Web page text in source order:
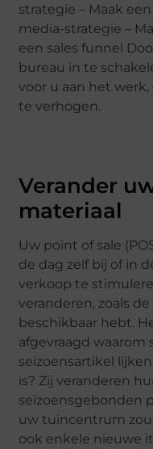
strategie – Maak
media-strategie –
een sales funnel
bureau in te
voor u aan het
te verhogen.
Verander
materiaal
Uw point of sale
de dag zelf bij of in
verkoop te
veranderen, zoals
beschikbaar hebt.
afgevraagd
seizoensartikel
is? Zij veranderen
seizoensgebonden
uw tuincentrum
ook enkele nieuwe